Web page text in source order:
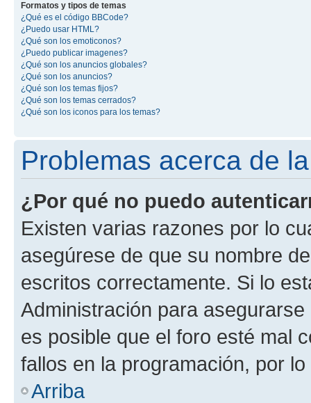
Formatos y tipos de temas
¿Qué es el código BBCode?
¿Puedo usar HTML?
¿Qué son los emoticonos?
¿Puedo publicar imagenes?
¿Qué son los anuncios globales?
¿Qué son los anuncios?
¿Qué son los temas fijos?
¿Qué son los temas cerrados?
¿Qué son los iconos para los temas?
Problemas acerca de
¿Por qué no puedo
Existen varias razones por lo
asegúrese de que su nombre
escritos correctamente. Si lo
Administración para
es posible que el foro esté mal
fallos en la programación, por
Arriba